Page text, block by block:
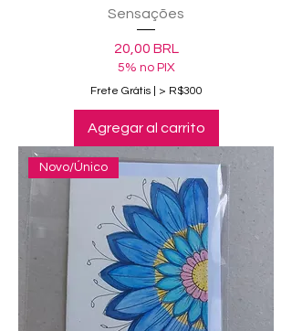
Sensações
Precio
20,00 BRL
5% no PIX
Frete Grátis | > R$300
Agregar al carrito
Novo/Único